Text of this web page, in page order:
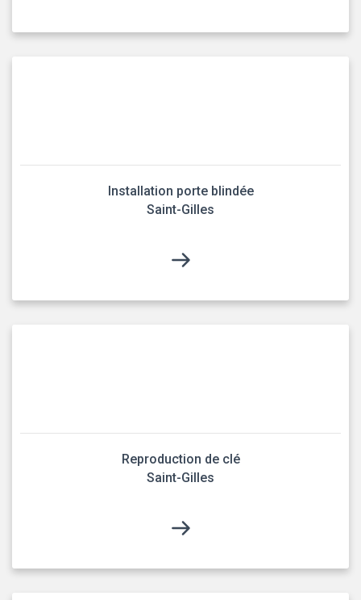
Installation porte blindée
Saint-Gilles
Reproduction de clé
Saint-Gilles